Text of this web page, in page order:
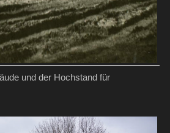
und der Hochstand für